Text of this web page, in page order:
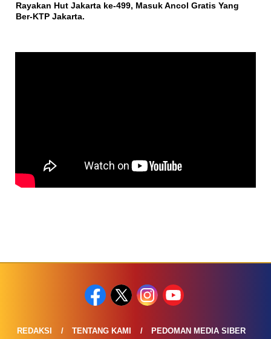
Rayakan Hut Jakarta ke-499, Masuk Ancol Gratis Yang
Ber-KTP Jakarta.
REDAKSI TENTANG KAMI PEDOMAN MEDIA SIBER